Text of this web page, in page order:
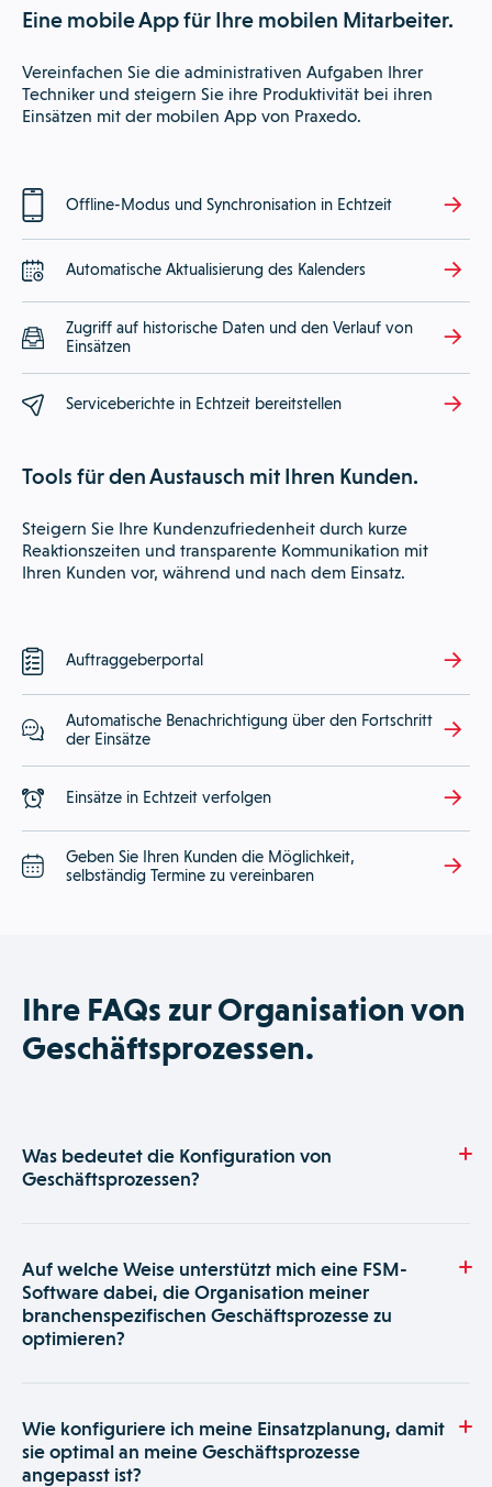
Eine mobile App für Ihre mobilen Mitarbeiter.
Vereinfachen Sie die administrativen Aufgaben Ihrer
Techniker und steigern Sie ihre Produktivität bei ihren
Einsätzen mit der mobilen App von Praxedo.
Offline-Modus und Synchronisation in Echtzeit
Automatische Aktualisierung des Kalenders
Zugriff auf historische Daten und den Verlauf von
Einsätzen
Serviceberichte in Echtzeit bereitstellen
Tools für den Austausch mit Ihren Kunden.
Steigern Sie Ihre Kundenzufriedenheit durch kurze
Reaktionszeiten und transparente Kommunikation mit
Ihren Kunden vor, während und nach dem Einsatz.
Auftraggeberportal
Automatische Benachrichtigung über den Fortschritt
der Einsätze
Einsätze in Echtzeit verfolgen
Geben Sie Ihren Kunden die Möglichkeit,
selbständig Termine zu vereinbaren
Ihre FAQs zur Organisation von
Geschäftsprozessen.
Was bedeutet die Konfiguration von
Geschäftsprozessen?
Praxedo ermöglicht Ihnen den einfachen Aufbau einer
Organisationsstruktur in Ihrem Unternehmen. Durch die
Auswahl branchenspezifischer Parameter erhalten Sie mit
wenigen Klicks ein Tool, das ideal auf die Organisation Ihrer
Auf welche Weise unterstützt mich eine FSM-
Software dabei, die Organisation meiner
branchenspezifischen Geschäftsprozesse zu
optimieren?
ermöglicht es Ihnen, organisatorische Prozesse an Ihre
internen Geschäftsabläufe anzupassen. Dieses
leistungsstarke Tool lässt sich individuell nach den für Ihre
Wie konfiguriere ich meine Einsatzplanung, damit
sie optimal an meine Geschäftsprozesse
angepasst ist?